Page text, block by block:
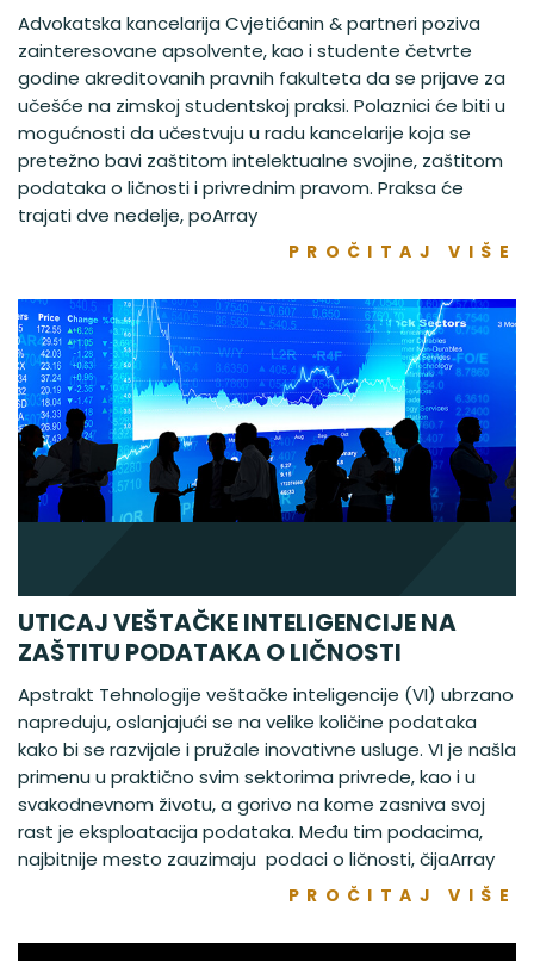
Advokatska kancelarija Cvjetićanin & partneri poziva
zainteresovane apsolvente, kao i studente četvrte
godine akreditovanih pravnih fakulteta da se prijave za
učešće na zimskoj studentskoj praksi. Polaznici će biti u
mogućnosti da učestvuju u radu kancelarije koja se
pretežno bavi zaštitom intelektualne svojine, zaštitom
podataka o ličnosti i privrednim pravom. Praksa će
trajati dve nedelje, poArray
PROČITAJ VIŠE
UTICAJ VEŠTAČKE INTELIGENCIJE NA
ZAŠTITU PODATAKA O LIČNOSTI
Apstrakt Tehnologije veštačke inteligencije (VI) ubrzano
napreduju, oslanjajući se na velike količine podataka
kako bi se razvijale i pružale inovativne usluge. VI je našla
primenu u praktično svim sektorima privrede, kao i u
svakodnevnom životu, a gorivo na kome zasniva svoj
rast je eksploatacija podataka. Među tim podacima,
najbitnije mesto zauzimaju podaci o ličnosti, čijaArray
PROČITAJ VIŠE